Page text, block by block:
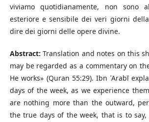
viviamo quotidianamente, non sono
esteriore e sensibile dei veri giorni
dire dei giorni delle opere divine.
Abstract: Translation and notes on this
may be regarded as a commentary on
He works» (Quran 55:29). Ibn ʿArabī
days of the week, as we experience
are nothing more than the outward,
the true days of the week, that is to